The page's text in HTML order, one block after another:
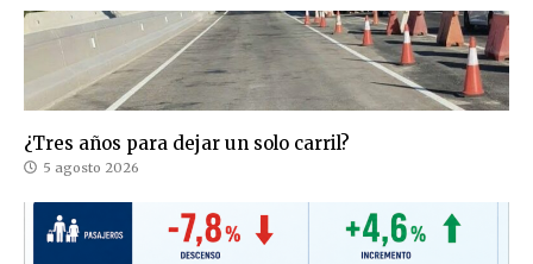
¿Tres años para dejar un solo carril?
5 agosto 2026